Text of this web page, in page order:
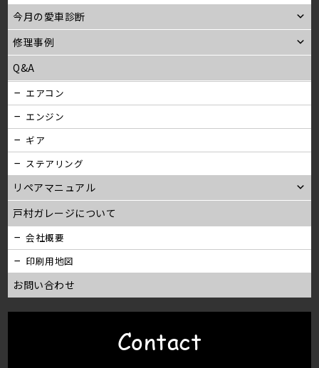
今月の愛車診断
修理事例
Q&A
エアコン
エンジン
ギア
ステアリング
リペアマニュアル
戸村ガレージについて
会社概要
印刷用地図
お問い合わせ
Contact